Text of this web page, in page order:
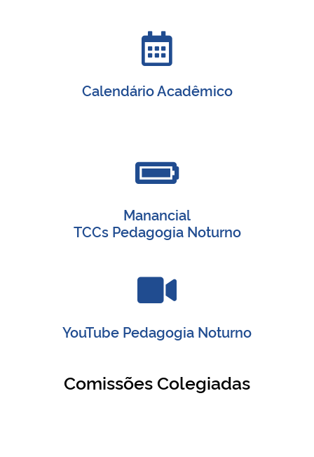
Calendário Acadêmico
Manancial
TCCs Pedagogia Noturno
YouTube Pedagogia Noturno
Comissões Colegiadas